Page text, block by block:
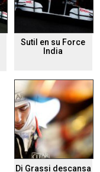
Sutil en su Force
India
Di Grassi descansa